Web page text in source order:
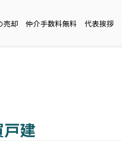
売却 仲介手数料無料 代表挨拶
建